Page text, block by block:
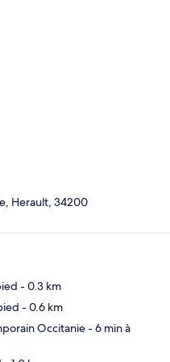
Herault, 34200
- 0.3 km
- 0.6 km
Occitanie- 6 min à